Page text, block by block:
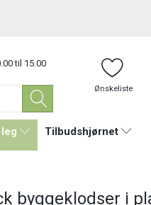
til 15.00
Ønskeliste
Tilbudshjørnet
byggeklodser i